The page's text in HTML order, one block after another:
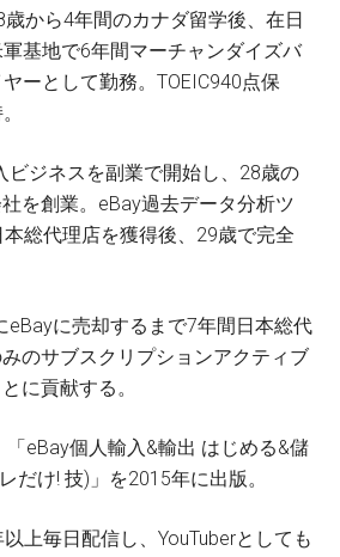
歳から4年間のカナダ留学後、在日
軍基地で6年間マーチャンダイズバ
ヤーとして勤務。TOEIC940点保
ビジネスを副業で開始し、28歳の
を創業。eBay過去データ分析ツ
総代理店を獲得後、29歳で完全
eBayに売却するまで7年間日本総代
のサブスクリプションアクティブ
に貢献する。
eBay個人輸入&輸出 はじめる&儲
だけ! 技)」を2015年に出版。
上毎日配信し、YouTuberとしても